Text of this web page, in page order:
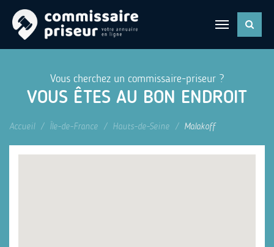
Vous cherchez un commissaire-priseur ?
VOUS ÊTES AU BON ENDROIT
Accueil Île-de-France Hauts-de-Seine Malakoff